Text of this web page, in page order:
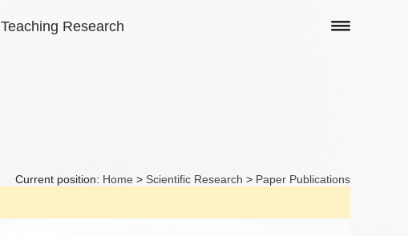
Teaching Research
Current position: Home > Scientific Research > Paper Publications